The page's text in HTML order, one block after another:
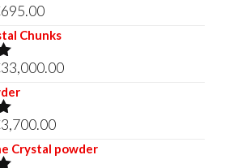
€695.00
695.00Price
range:
through
Chunks
33,000.00Price
€33,000.00
3,700.00Price
range:
Crystal powder